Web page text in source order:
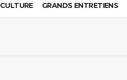
CULTURE GRANDS ENTRETIENS